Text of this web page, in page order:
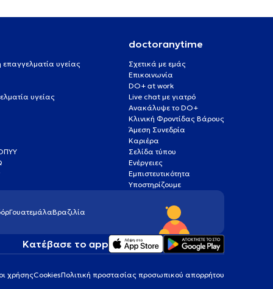
επαγγελματία υγείας
υγείας
doctoranytime
Σχετικά με εμάς
Επικοινωνία
DO+ at work
Live chat με γιατρό
Ανακάλυψε το DO+
Κλινική Φροντίδας Βάρους
Άμεση Συνεδρία
Καριέρα
Σελίδα τύπου
Ενέργειες
Εμπιστευτικότητα
Υποστηρίζουμε
ΓουατεμάλαΒραζιλία
Κατέβασε το app
χρήσηςCookiesΠολιτική προστασίας προσωπικού απορρήτου